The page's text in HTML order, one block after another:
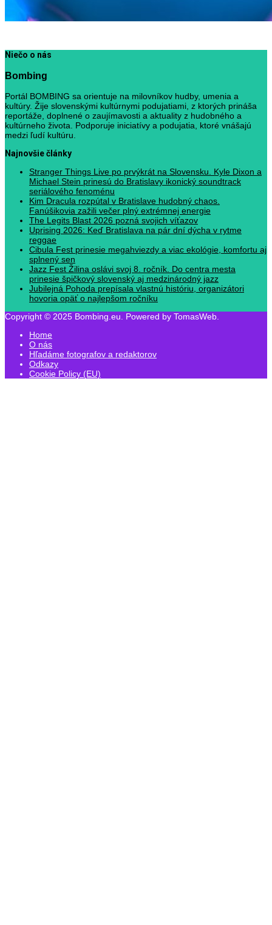
Niečo o nás
Bombing
Portál BOMBING sa orientuje na milovníkov hudby, umenia a
kultúry. Žije slovenskými kultúrnymi podujatiami, z ktorých prináša
reportáže, doplnené o zaujímavosti a aktuality z hudobného a
kultúrneho života. Podporuje iniciatívy a podujatia, ktoré vnášajú
medzi ľudí kultúru.
Najnovšie články
Stranger Things Live po prvýkrát na Slovensku. Kyle Dixon a
Michael Stein prinesú do Bratislavy ikonický soundtrack
seriálového fenoménu
Kim Dracula rozpútal v Bratislave hudobný chaos.
Fanúšikovia zažili večer plný extrémnej energie
The Legits Blast 2026 pozná svojich víťazov
Uprising 2026: Keď Bratislava na pár dní dýcha v rytme
reggae
Cibula Fest prinesie megahviezdy a viac ekológie, komfortu aj
splnený sen
Jazz Fest Žilina oslávi svoj 8. ročník. Do centra mesta
prinesie špičkový slovenský aj medzinárodný jazz
Jubilejná Pohoda prepísala vlastnú históriu, organizátori
hovoria opäť o najlepšom ročníku
Copyright © 2025 Bombing.eu. Powered by TomasWeb.
Home
O nás
Hľadáme fotografov a redaktorov
Odkazy
Cookie Policy (EU)